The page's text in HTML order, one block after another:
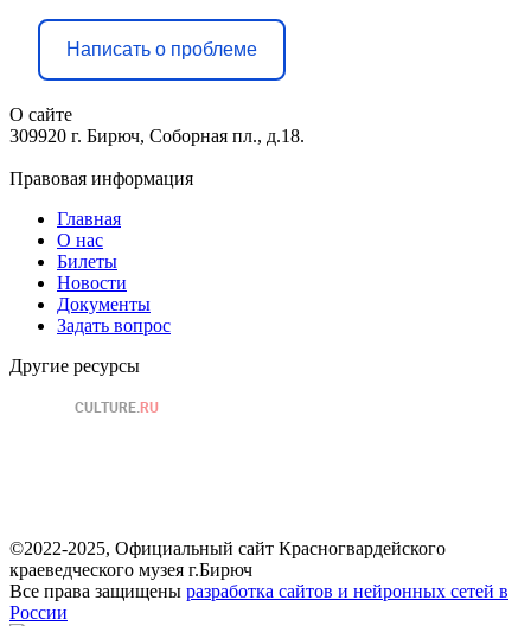
Написать о проблеме
О сайте
309920 г. Бирюч, Соборная пл., д.18.
Правовая информация
Главная
О нас
Билеты
Новости
Документы
Задать вопрос
Другие ресурсы
©2022-2025, Официальный сайт Красногвардейского
краеведческого музея г.Бирюч
Все права защищены разработка сайтов и нейронных сетей в
России